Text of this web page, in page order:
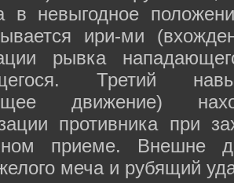
в невыгодное
ири-ми
рывка
Третий
движение)
противника при
приеме. Внешне
меча и рубящий